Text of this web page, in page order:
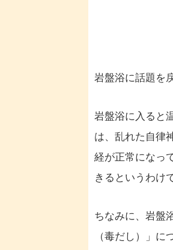
岩盤浴に話題を
岩盤浴に入ると
は、乱れた自律
経が正常になっ
きるというわけ
ちなみに、岩盤
（毒だし）」